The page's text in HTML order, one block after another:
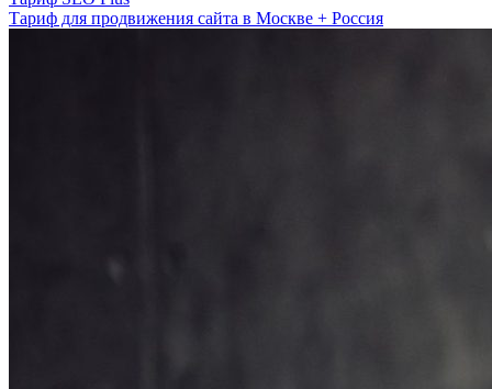
Тариф для продвижения сайта в Москве + Россия